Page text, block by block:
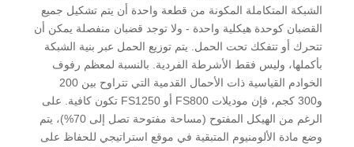
الشبكة المتكاملة المكونة من قطعة واحدة أن يتم تشكيل جميع
القضبان كوحدة هيكلية واحدة - ولا توجد قضبان منفصلة يمكن أن
تتحرك أو تتفكك تحت الحمل. يتم توزيع الحمل عبر بنية الشبكة
بأكملها، وليس فقط الأشرطة الفردية. بالنسبة لمعظم رفوف
الخوادم القياسية ذات الأحمال القدمية التي تتراوح بين 200
و300 كجم، فإن موديلات FS800 أو FS1250 تكون كافية. على
الرغم من الهيكل المفتوح (مساحة مفتوحة تصل إلى 70%)، يتم
وضع مادة الألومنيوم المتبقية في موقع استراتيجي للحفاظ على